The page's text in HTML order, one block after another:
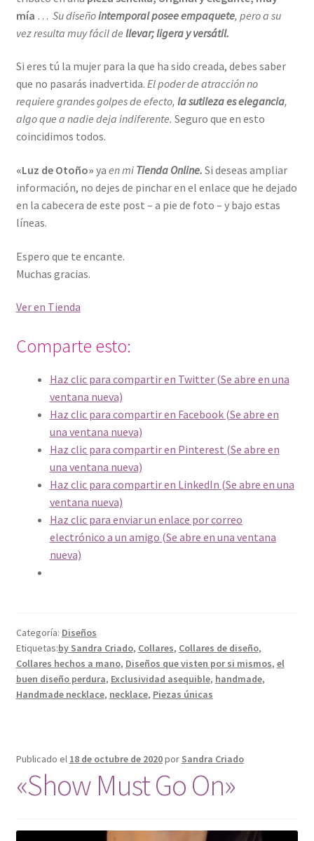
mía … Su diseñointemporal posee empaquete, pero a su
vez resulta muy fácil de llevar; ligera y versátil.
Si eres tú la mujer para la que ha sido creada, debes saber
que no pasarás inadvertida. El poder de atracción no
requiere grandes golpes de efecto, la sutileza es elegancia,
algo que a nadie deja indiferente. Seguro que en esto
coincidimos todos.
«Luz de Otoño» ya en miTienda Online. Si deseas ampliar
información, no dejes de pinchar en el enlace que he dejado
en la cabecera de este post – a pie de foto – y bajo estas
líneas.
Espero que te encante.
Muchas gracias.
Ver en Tienda
Comparte esto:
Haz clic para compartir en Twitter (Se abre en una
ventana nueva)
Haz clic para compartir en Facebook (Se abre en
una ventana nueva)
Haz clic para compartir en Pinterest (Se abre en
una ventana nueva)
Haz clic para compartir en LinkedIn (Se abre en una
ventana nueva)
Haz clic para enviar un enlace por correo
electrónico a un amigo (Se abre en una ventana
nueva)
Categoría: Diseños
Etiquetas:by Sandra Criado, Collares, Collares de diseño,
Collares hechos a mano, Diseños que visten por si mismos, el
buen diseño perdura, Exclusividad asequible, handmade,
Handmade necklace, necklace, Piezas únicas
Publicado el 18 de octubre de 2020por Sandra Criado
«Show Must Go On»